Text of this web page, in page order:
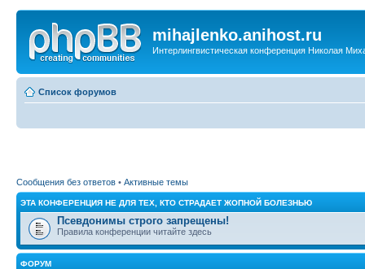
mihajlenko.anihost.ru
Интерлингвистическая конференция Николая
Список форумов
Сообщения без ответов • Активные темы
ЭТА КОНФЕРЕНЦИЯ НЕ ДЛЯ ТЕХ, КТО СТРАДАЕТ ЖОПНОЙ БОЛЕЗНЬЮ
Псевдонимы строго запрещены!
Правила конференции читайте здесь
ФОРУМ